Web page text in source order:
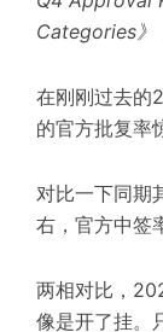
Categories
在刚刚过去的
的官方批复率
对比一下同期
右 ，官方中签
两相对比，
像是开了挂。